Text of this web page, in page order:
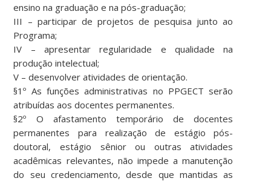
ensino na graduação e na pós-graduação;
III – participar de projetos de pesquisa junto ao
Programa;
IV – apresentar regularidade e qualidade na
produção intelectual;
V – desenvolver atividades de orientação.
§1º As funções administrativas no PPGECT serão
atribuídas aos docentes permanentes.
§2º O afastamento temporário de docentes
permanentes para realização de estágio pós-
doutoral, estágio sênior ou outras atividades
acadêmicas relevantes, não impede a manutenção
do seu credenciamento, desde que mantidas as